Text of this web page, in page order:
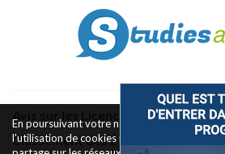
Avis sur les Licences & Bachelors
Classement des Écoles
En poursuivant votre navigation sur ce site,
l'utilisation de cookies pour le